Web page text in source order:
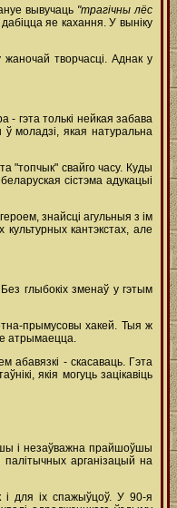
вывучаць "трагічны лёс
яе кахання. У выніку
творчасці. Аднак у
- гэта толькі нейкая забава
ў моладзі, якая натуральна
"топчык" свайго часу. Куды
сістэма адукацыі
знайсці агульныя з ім
кантэкстах, але
глыбокіх зменаў у гэтым
прымусовы хакей. Тыя ж
атрымаецца.
абавязкі - скасаваць. Гэта
якія могуць зацікавіць
і незаўважна прайшоўшы
палітычных арганізацый на
і для іх спажыўцоў. У 90-я